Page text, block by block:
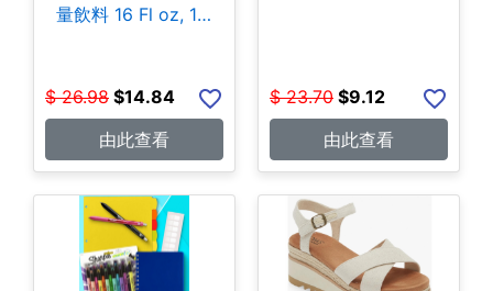
量飲料 16 Fl oz, 15
$ 26.98 $14.84
由此查看
$ 23.70 $9.12
由此查看